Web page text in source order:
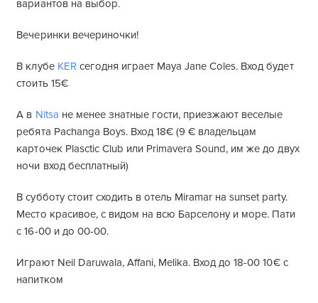
вариантов на выбор.
Вечеринки вечериночки!
В клубе KERсегодня играет Maya Jane Coles. Вход будет
стоить 15€
А в Nitsa не менее знатные гости, приезжают веселые
ребята Pachanga Boys. Вход 18€ (9 € владельцам
карточек Plasctic Club или Primavera Sound, им же до двух
ночи вход бесплатный)
В субботу стоит сходить в отель Miramar на sunset party.
Место красивое, с видом на всю Барселону и море. Пати
с 16-00 и до 00-00.
Играют Neil Daruwala, Affani, Melika. Вход до 18-00 10€ с
напитком